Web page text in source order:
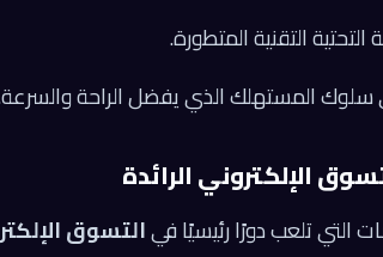
التحتية التقنية المتطورة.
سلوك المستهلك الذي يفضل الراحة
الإلكتروني الرائدة
التي تلعب دورًا رئيسيًا فيالتسوق